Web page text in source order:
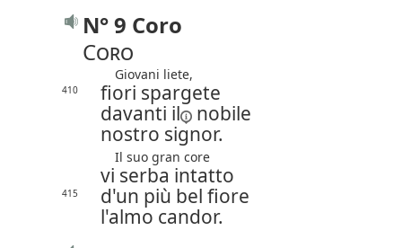
N° 9 Coro
Coro
Giovani liete,
410
fiori spargete
davanti il
nobile
nostro signor.
Il suo gran core
vi serba intatto
415
d'un più bel fiore
l'almo candor.